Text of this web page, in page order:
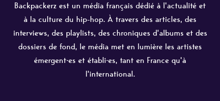
Backpackerz est un média français dédié à l'actualité et
à la culture du hip-hop. À travers des articles, des
interviews, des playlists, des chroniques d'albums et des
dossiers de fond, le média met en lumière les artistes
émergent·es et établi·es, tant en France qu'à
l'international.